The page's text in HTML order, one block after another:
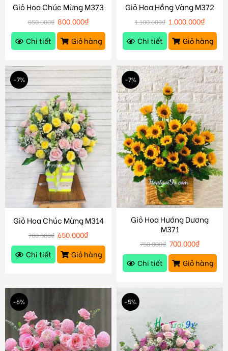
Giỏ Hoa Chúc Mừng M373
850.000₫ 800.000₫
Chi tiết
Giỏ hàng
Giỏ Hoa Hồng Vàng M372
1.100.000₫ 1.000.000₫
Chi tiết
Giỏ hàng
-7%
Giỏ Hoa Chúc Mừng M314
700.000₫ 650.000₫
Chi tiết
Giỏ hàng
-7%
Giỏ Hoa Hướng Dương
M371
750.000₫ 700.000₫
Chi tiết
Giỏ hàng
-6% -5%